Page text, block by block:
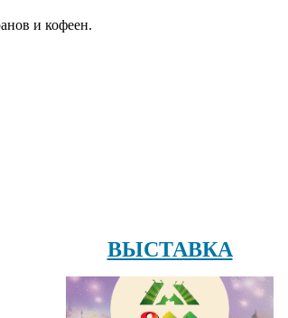
и кофеен.
ВЫСТАВКА